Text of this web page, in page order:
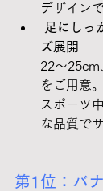
デザインで
ズ展開
22～
をご用意
スポーツ
な品質で
第1位：バ